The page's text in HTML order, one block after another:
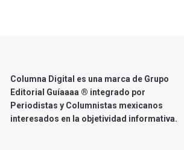
Columna Digital es una marca de Grupo
Editorial Guíaaaa ® integrado por
Periodistas y Columnistas mexicanos
interesados en la objetividad informativa.